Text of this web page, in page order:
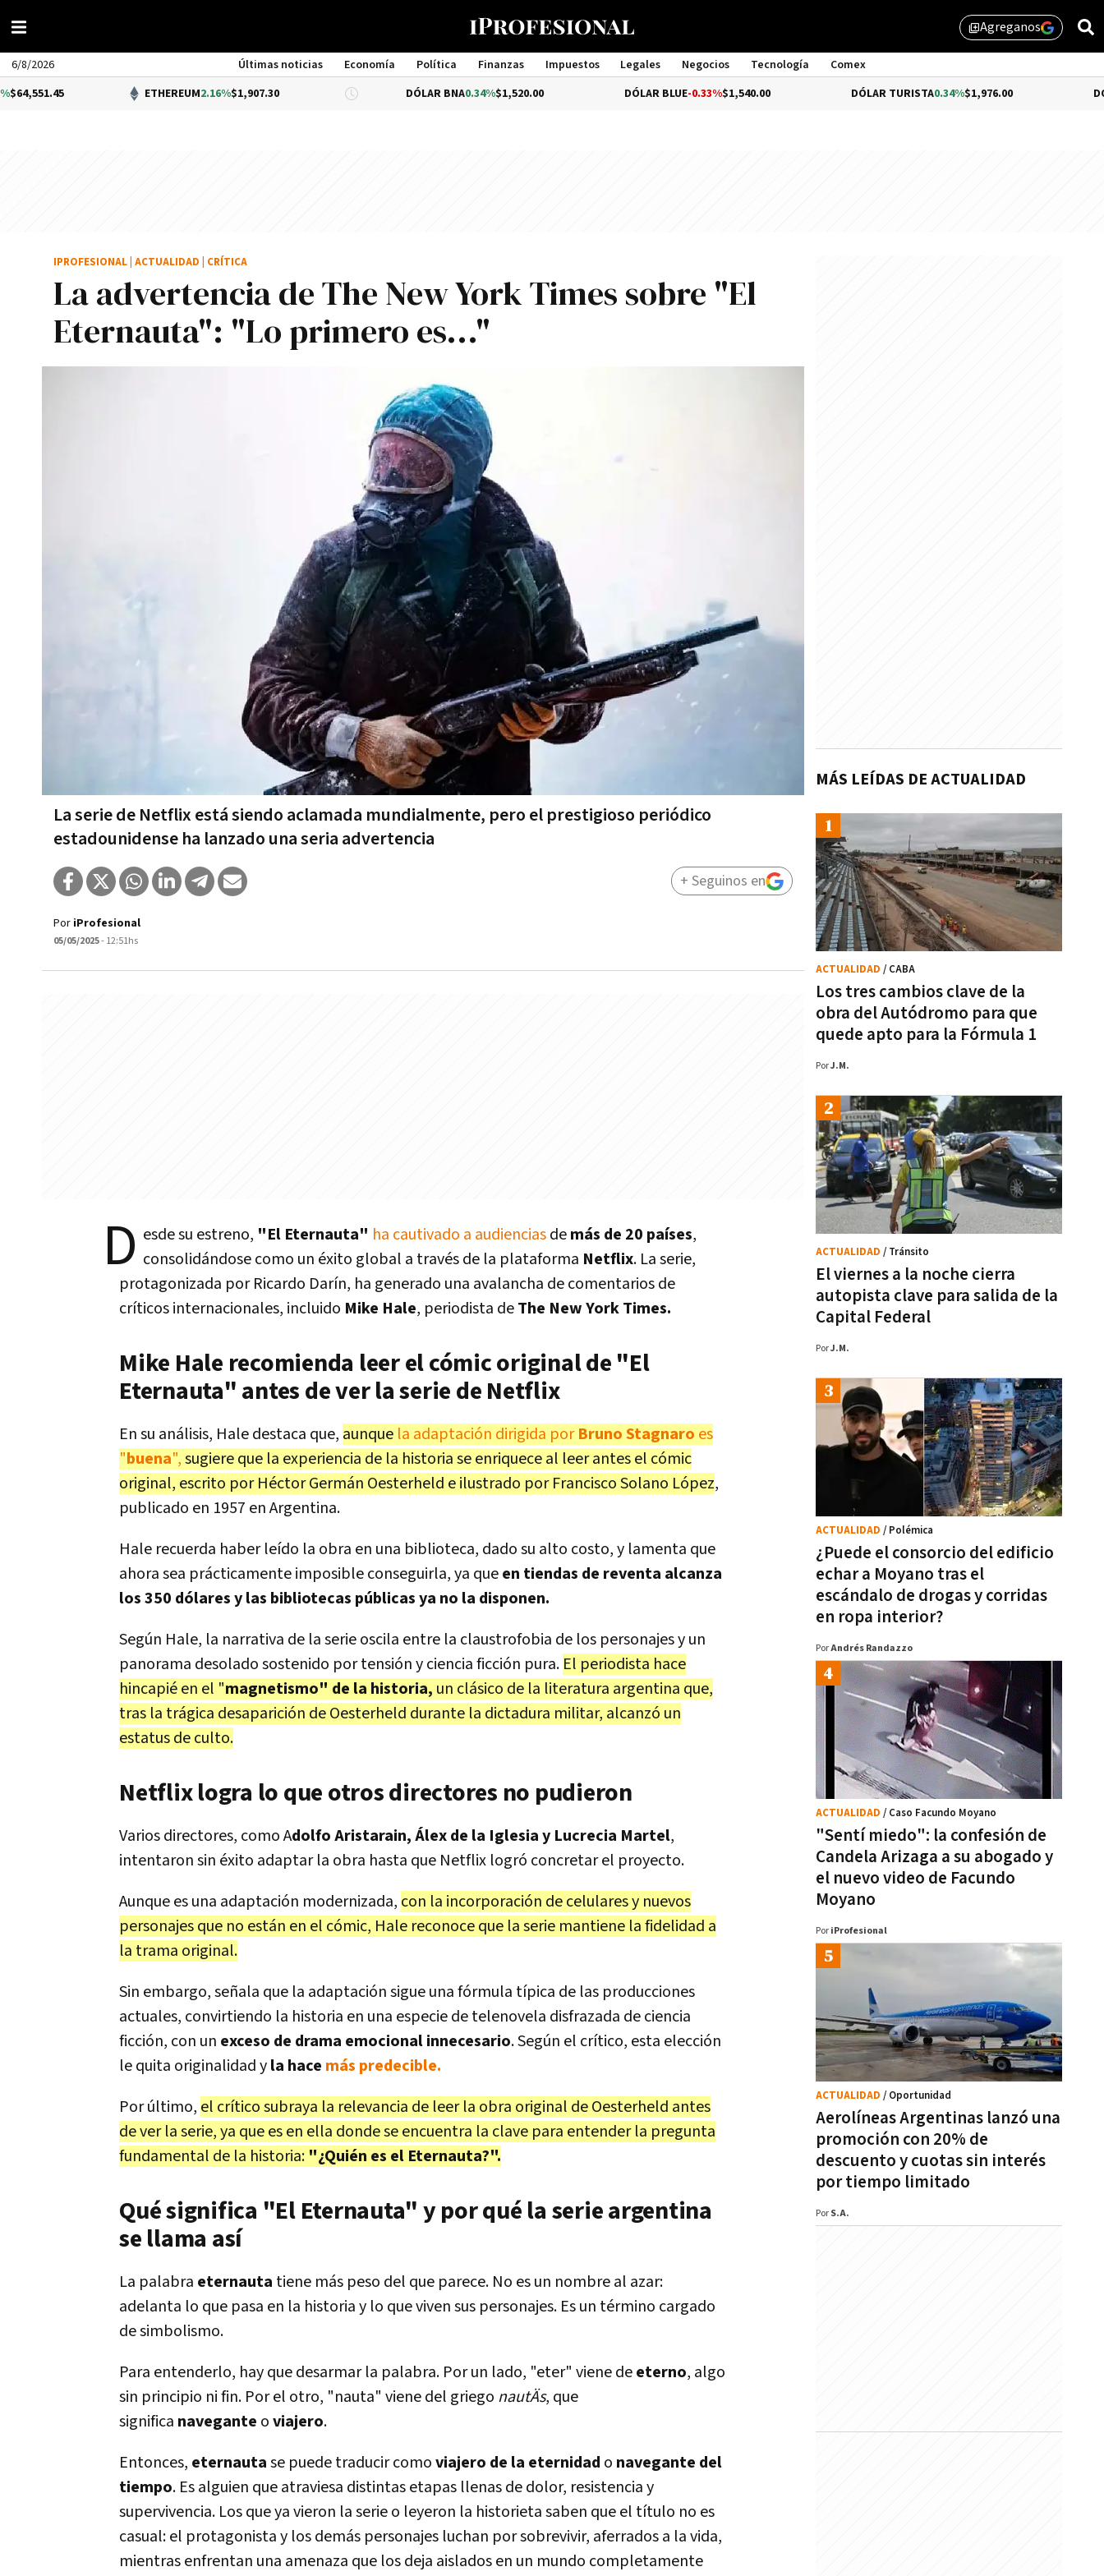
library_addAgreganos
6/8/2026 Últimas noticias Economía Política Finanzas Impuestos Legales Negocios Tecnología
Comex
Management
ETHEREUM 2.16%$1,907.30 DÓLAR BNA0.34%$1,520.00 DÓLAR BLUE-0.33%$1,540.00 DÓLAR TURISTA0.34%$1,976.00 DÓLAR MEP-
La advertencia de The New York Times sobre "El
Eternauta": "Lo primero es..."
La serie de Netflix está siendo aclamada mundialmente, pero el prestigioso periódico
estadounidense ha lanzado una seria advertencia
IPROFESIONAL ACTUALIDAD CRÍTICA
Por iProfesional
05/05/2025- 12:51hs
+ Seguinos en
D esde su estreno, "El Eternauta" ha cautivado a audienciasdemás de 20 países,
consolidándose como un éxito global a través de la plataforma Netflix. La serie,
protagonizada por Ricardo Darín, ha generado una avalancha de comentarios de
críticos internacionales, incluido Mike Hale, periodista deThe New York Times.
Mike Hale recomienda leer el cómic original de "El
Eternauta" antes de ver la serie de Netflix
En su análisis, Hale destaca que, aunque la adaptación dirigida porBruno Stagnaro es
"buena",sugiere que la experiencia de la historia se enriquece al leer antes el cómic
original, escrito por Héctor Germán Oesterheld e ilustrado por Francisco Solano López,
publicado en 1957 en Argentina.
Hale recuerda haber leído la obra en una biblioteca, dado su alto costo, y lamenta que
ahora sea prácticamente imposible conseguirla, ya queen tiendas de reventa alcanza
los 350 dólares y las bibliotecas públicas ya no la disponen.
Según Hale, la narrativa de la serie oscila entre la claustrofobia de los personajes y un
panorama desolado sostenido por tensión y ciencia ficción pura. El periodista hace
hincapié en el "magnetismo" de la historia, un clásico de la literatura argentina que,
tras la trágica desaparición de Oesterheld durante la dictadura militar, alcanzó un
estatus de culto.
Netflix logra lo que otros directores no pudieron
Varios directores, como Adolfo Aristarain, Álex de la Iglesia y Lucrecia Martel,
intentaron sin éxito adaptar la obra hasta que Netflix logró concretar el proyecto.
Aunque es una adaptación modernizada, con la incorporación de celulares y nuevos
personajes que no están en el cómic, Hale reconoce que la serie mantiene la fidelidad a
la trama original.
Sin embargo, señala que la adaptación sigue una fórmula típica de las producciones
actuales, convirtiendo la historia en una especie de telenovela disfrazada de ciencia
ficción, con un exceso de drama emocional innecesario. Según el crítico, esta elección
le quita originalidad yla hace más predecible.
Por último, el crítico subraya la relevancia de leer la obra original de Oesterheld antes
de ver la serie, ya que es en ella donde se encuentra la clave para entender la pregunta
fundamental de la historia: "¿Quién es el Eternauta?".
Qué significa "El Eternauta" y por qué la serie argentina
se llama así
La palabra eternauta tiene más peso del que parece. No es un nombre al azar:
adelanta lo que pasa en la historia y lo que viven sus personajes. Es un término cargado
de simbolismo.
Para entenderlo, hay que desarmar la palabra. Por un lado, "eter" viene deeterno, algo
sin principio ni fin. Por el otro, "nauta" viene del griego nautÄs, que
significa navegante oviajero.
Entonces, eternautase puede traducir comoviajero de la eternidad o navegante del
tiempo. Es alguien que atraviesa distintas etapas llenas de dolor, resistencia y
supervivencia. Los que ya vieron la serie o leyeron la historieta saben que el título no es
casual: el protagonista y los demás personajes luchan por sobrevivir, aferrados a la vida,
mientras enfrentan una amenaza que los deja aislados en un mundo completamente
MÁS LEÍDAS DE ACTUALIDAD
Los tres cambios clave de la
obra del Autódromo para que
quede apto para la Fórmula 1
ACTUALIDAD / CABA
PorJ.M.
El viernes a la noche cierra
autopista clave para salida de la
Capital Federal
ACTUALIDAD / Tránsito
PorJ.M.
¿Puede el consorcio del edificio
echar a Moyano tras el
escándalo de drogas y corridas
en ropa interior?
ACTUALIDAD / Polémica
PorAndrés Randazzo
"Sentí miedo": la confesión de
Candela Arizaga a su abogado y
el nuevo video de Facundo
Moyano
ACTUALIDAD / Caso Facundo Moyano
Por iProfesional
Aerolíneas Argentinas lanzó una
promoción con 20% de
descuento y cuotas sin interés
por tiempo limitado
ACTUALIDAD / Oportunidad
Por S.A.